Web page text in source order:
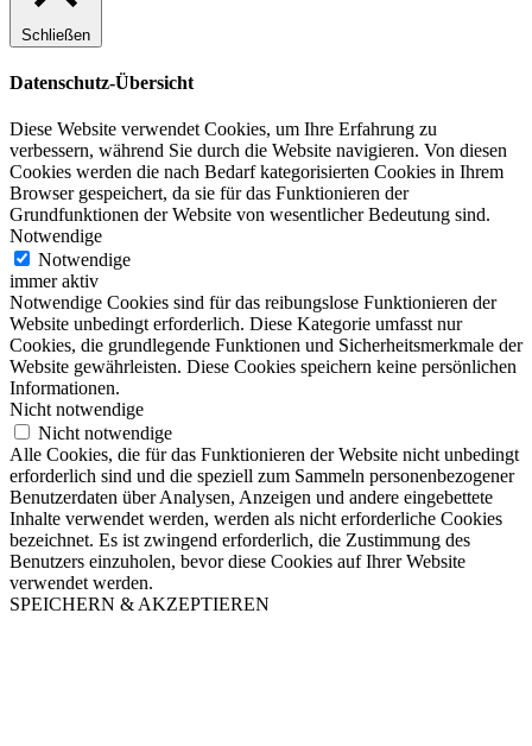
Schließen
Datenschutz-Übersicht
Diese Website verwendet Cookies, um Ihre Erfahrung zu
verbessern, während Sie durch die Website navigieren. Von diesen
Cookies werden die nach Bedarf kategorisierten Cookies in Ihrem
Browser gespeichert, da sie für das Funktionieren der
Grundfunktionen der Website von wesentlicher Bedeutung sind.
Notwendige
Notwendige
immer aktiv
Notwendige Cookies sind für das reibungslose Funktionieren der
Website unbedingt erforderlich. Diese Kategorie umfasst nur
Cookies, die grundlegende Funktionen und Sicherheitsmerkmale der
Website gewährleisten. Diese Cookies speichern keine persönlichen
Informationen.
Nicht notwendige
Nicht notwendige
Alle Cookies, die für das Funktionieren der Website nicht unbedingt
erforderlich sind und die speziell zum Sammeln personenbezogener
Benutzerdaten über Analysen, Anzeigen und andere eingebettete
Inhalte verwendet werden, werden als nicht erforderliche Cookies
bezeichnet. Es ist zwingend erforderlich, die Zustimmung des
Benutzers einzuholen, bevor diese Cookies auf Ihrer Website
verwendet werden.
SPEICHERN & AKZEPTIEREN